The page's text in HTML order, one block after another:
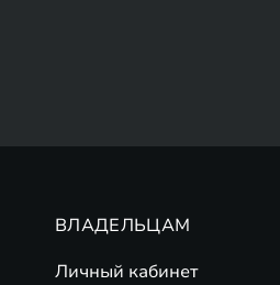
ВЛАДЕЛЬЦАМ
Личный кабинет